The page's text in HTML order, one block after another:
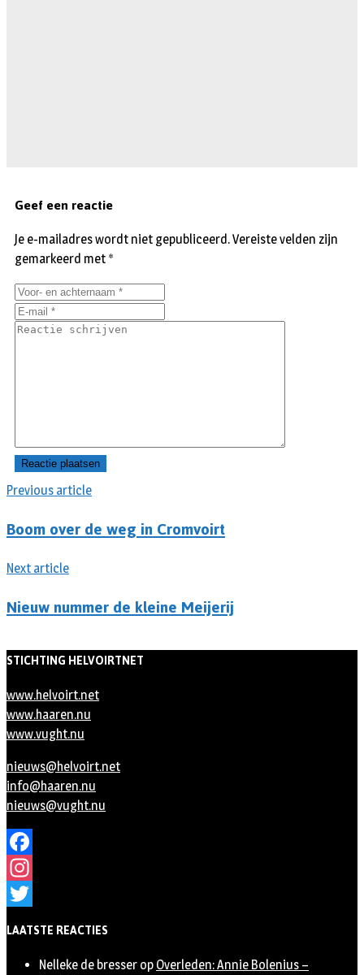
Previous article
Boom over de weg in Cromvoirt
Next article
Nieuw nummer de kleine Meijerij
Geef een reactie
Je e-mailadres wordt niet gepubliceerd.Vereiste velden zijn
gemarkeerd met *
STICHTING HELVOIRTNET
www.helvoirt.net
www.haaren.nu
www.vught.nu
nieuws@helvoirt.net
info@haaren.nu
nieuws@vught.nu
Facebook
Instagram
LAATSTE REACTIES
Nelleke de bresser op Overleden: Annie Bolenius –